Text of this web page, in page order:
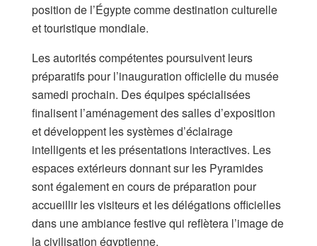
position de l’Égypte comme destination culturelle
et touristique mondiale.
Les autorités compétentes poursuivent leurs
préparatifs pour l’inauguration officielle du musée
samedi prochain. Des équipes spécialisées
finalisent l’aménagement des salles d’exposition
et développent les systèmes d’éclairage
intelligents et les présentations interactives. Les
espaces extérieurs donnant sur les Pyramides
sont également en cours de préparation pour
accueillir les visiteurs et les délégations officielles
dans une ambiance festive qui reflètera l’image de
la civilisation égyptienne.